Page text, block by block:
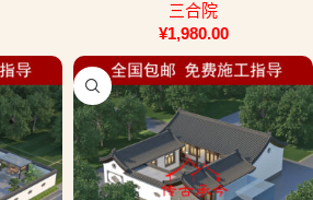
三合院
¥1,980.00